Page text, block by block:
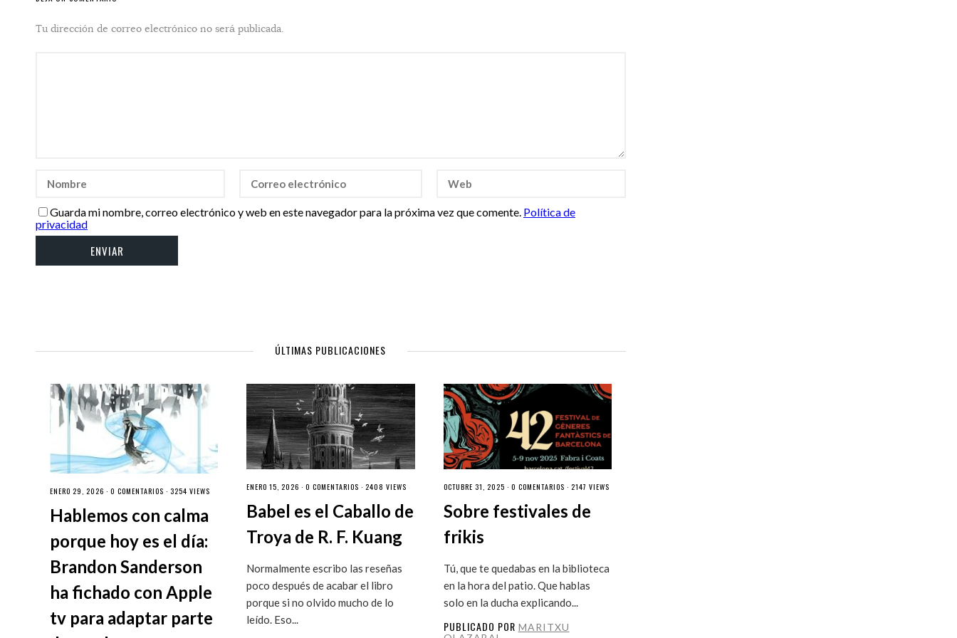
Tu dirección de correo electrónico no será publicada.
Guarda mi nombre, correo electrónico y web en este navegador para la próxima vez que comente. Política de
privacidad
ÚLTIMAS PUBLICACIONES
ENERO 29, 2026 · 0 COMENTARIOS · 3254 VIEWS
Hablemos con calma
porque hoy es el día:
Brandon Sanderson
ha fichado con Apple
tv para adaptar parte
ENERO 15, 2026 ·0 COMENTARIOS · 2408 VIEWS
Babel es el Caballo de
Troya de R. F. Kuang
Normalmente escribo las reseñas
poco después de acabar el libro
porque si no olvido mucho de lo
leído. Eso...
OCTUBRE 31, 2025 · 0 COMENTARIOS · 2147 VIEWS
Sobre festivales de
frikis
Tú, que te quedabas en la biblioteca
en la hora del patio. Que hablas
solo en la ducha explicando...
PUBLICADO POR MARITXU